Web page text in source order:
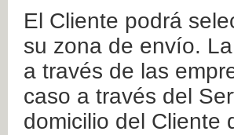
El Cliente podrá
su zona de envío.
a través de las
caso a través del
domicilio del Cliente